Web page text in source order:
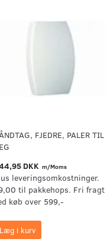
FJEDRE, PALER TIL
DKK m/Moms
leveringsomkostninger.
til pakkehops. Fri fragt
køb over 599,-
Læg i kurv